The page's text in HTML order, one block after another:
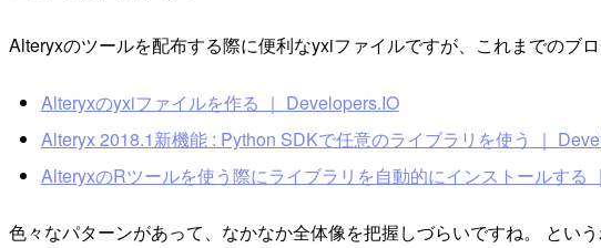
Alteryxのツールを配布する際に便利なyxiファイルですが、これまでのブ
Alteryxのyxiファイルを作る ｜ Developers.IO
Alteryx 2018.1新機能 : Python SDKで任意のライブラリを使う ｜
AlteryxのRツールを使う際にライブラリを自動的にインストールする
色々なパターンがあって、なかなか全体像を把握しづらいですね。 とい